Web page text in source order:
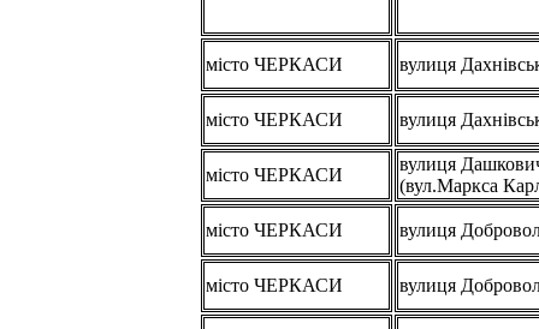
місто ЧЕРКАСИ вулиця
місто ЧЕРКАСИ вулиця
місто ЧЕРКАСИ
вулиця
(вул.Маркса
місто ЧЕРКАСИ вулиця
місто ЧЕРКАСИ вулиця